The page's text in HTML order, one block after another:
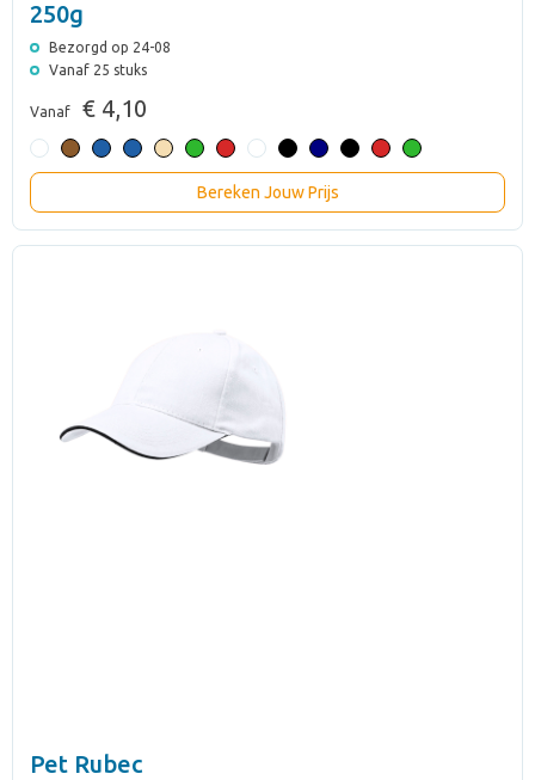
250g
Bezorgd op 24-08
Vanaf 25 stuks
Vanaf € 4,10
Bereken Jouw Prijs
Pet Rubec